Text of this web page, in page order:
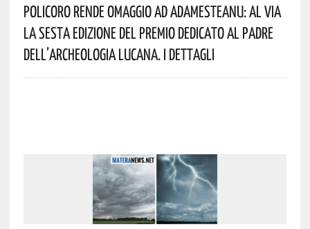
Policoro Rende Omaggio Ad Adamesteanu: Al Via
La Sesta Edizione Del Premio Dedicato Al Padre
Dell’archeologia Lucana. I Dettagli